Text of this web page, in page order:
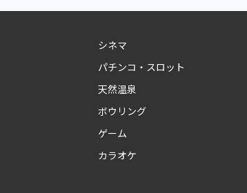
シネマ
パチンコ・スロット
天然温泉
ボウリング
ゲーム
カラオケ